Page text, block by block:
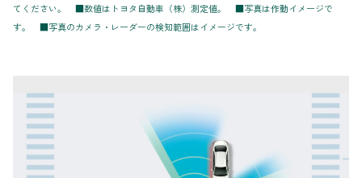
てください。 ■数値はトヨタ自動車（株）測定値。 ■写真は作動イメージで
す。 ■写真のカメラ・レーダーの検知範囲はイメージです。